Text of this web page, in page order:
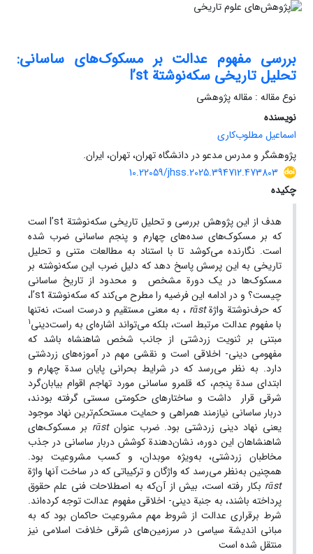
بررسی مفهوم عدالت بر مسکوک‌های ساسانی:
تحلیل تاریخی سکه‌نوشتة l’st
نوع مقاله : مقاله پژوهشی
نویسنده
اسماعیل مطلوب‌کاری
پژوهشگر و مدرس مدعو در دانشگاه تهران، تهران، ایران.
10.22059/jhss.2025.394712.473803
چکیده
هدف از این پژوهش بررسی و تحلیل تاریخی سکه‌نوشتة l’st است
که بر مسکوک‌های سده‌های چهارم و پنجم ساسانی ضرب شده
است. نگارنده می‌کوشد تا با استناد به مطالعات متنی و تحلیل
تاریخی به این پرسش پاسخ دهد که دلیل ضرب این سکه‌نوشته بر
مسکوک‌ها در یک دورة مشخص و محدود از تاریخ ساسانی
چیست؟ و در ادامه این فرضیه را مطرح می‌کند که سکه‌نوشتة l’st،
که حرف‌نوشتة واژةrāst ، به معنی مستقیم و درست است، نه‌تنها
با مفهوم عدالت مرتبط است، بلکه می‌تواند اشاره‌ای به راست‌دینی1
مبتنی بر ثنویت زردشتی از جانب شخص شاهنشاه باشد که
مفهومی دینی- اخلاقی است و نقشی مهم در آموزه‌های زردشتی
دارد. به نظر می‌رسد که در شرایط بحرانی پایان سدة چهارم و
ابتدای سدة پنجم، که قلمرو ساسانی مورد تهاجم اقوام بیابان‌گرد
شرقی قرار داشت و ساختارهای حکومتی سستی گرفته بودند،
دربار ساسانی نیازمند همراهی و حمایت مستحکم‌ترین نهاد موجود
یعنی نهاد دینی زردشتی بود. ضرب عنوانrāst بر مسکوک‌های
شاهنشاهان این دوره، نشان‌دهندة کوشش دربار ساسانی در جذب
مخاطبان زردشتی، به‌ویژه موبدان، و کسب مشروعیت بود.
همچنین به‌نظر می‌رسد که واژگان و ترکیباتی که در ساخت آنها واژة
rāst بکار رفته است، بیش از آن‌که به اصطلاحات فنی علم حقوق
پرداخته باشند، به جنبة دینی- اخلاقی مفهوم عدالت توجه کرده‌اند.
شرط برقراری عدالت از شروط مهم مشروعیت‌ حاکمان بود که به
مبانی اندیشة سیاسی در سرزمین‌های شرقی خلافت اسلامی نیز
منتقل شده است